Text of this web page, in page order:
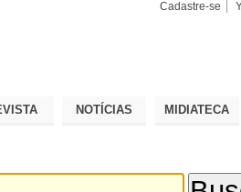
Cadastre-se
NOTÍCIAS MIDIATECA